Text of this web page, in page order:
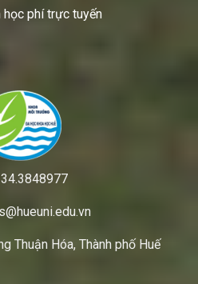
học phí trực tuyến
Thuận Hóa, Thành phố Huế